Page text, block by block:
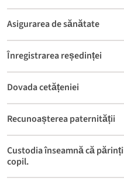
Asigurarea de sănătate
Înregistrarea reședinței
Dovada cetățeniei
Recunoașterea paternității
Custodia înseamnă că
copil.